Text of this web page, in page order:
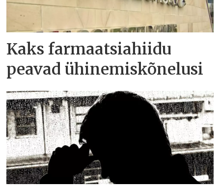
Kaks farmaatsiahiidu
peavad ühinemiskõnelusi